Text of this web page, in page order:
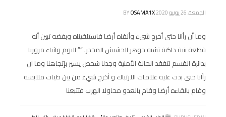
الجمعة, 26 يونيو 2020 BYOSAMA1X
وما أن رأانا حتى أخرج شيء وألقاه أرضا فاستلقيناه وبفضه تبين أنه
قطعة بنية داكنة تشبه جوهر الحشيش المخدر. “” اليوم واثناء مرورنا
بدائرة القسم لتفقد الحالة الأمنية وجدنا شخص يسير بإتجاهنا وما ان
رأانا حتى بدت عليه علامات الارتباك و أخرج شيء من بين طيات ملابسه
وقام بالقاءه أرضا وقام بالعدو محاولا الهرب فتتبعنا